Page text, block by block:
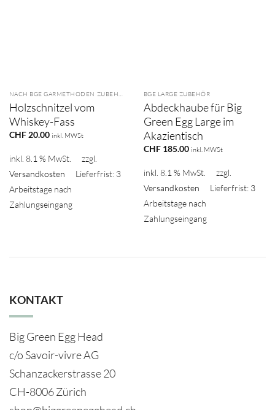
NACH BGE GARMETHODEN ZUBEHÖR
Holzschnitzel vom
Whiskey-Fass
CHF20.00 inkl. MWSt
inkl. 8.1 % MwSt.
zzgl.
Versandkosten
Lieferfrist: 3
Arbeitstage nach
Zahlungseingang
BGE LARGE ZUBEHÖR
Abdeckhaube für Big
Green Egg Large im
Akazientisch
CHF185.00 inkl. MWSt
inkl. 8.1 % MwSt.
zzgl.
Versandkosten
Lieferfrist: 3
Arbeitstage nach
Zahlungseingang
KONTAKT
Big Green Egg Head
c/o Savoir-vivre AG
Schanzackerstrasse 20
CH-8006 Zürich